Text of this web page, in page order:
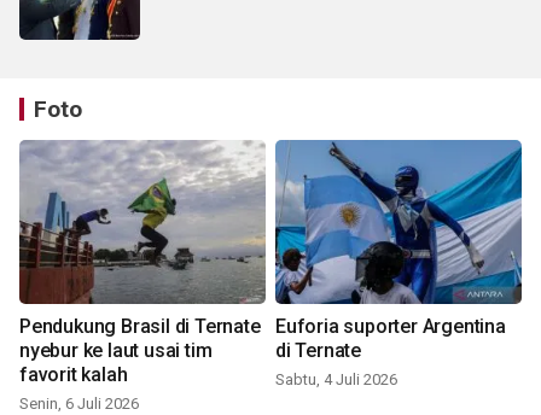
Foto
Pendukung Brasil di Ternate
nyebur ke laut usai tim
favorit kalah
Senin, 6 Juli 2026
Euforia suporter Argentina
di Ternate
Sabtu, 4 Juli 2026